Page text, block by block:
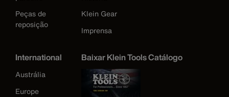
Peças de
reposição
Klein Gear
Imprensa
International
Austrália
Europe
Baixar Klein Tools Catálogo